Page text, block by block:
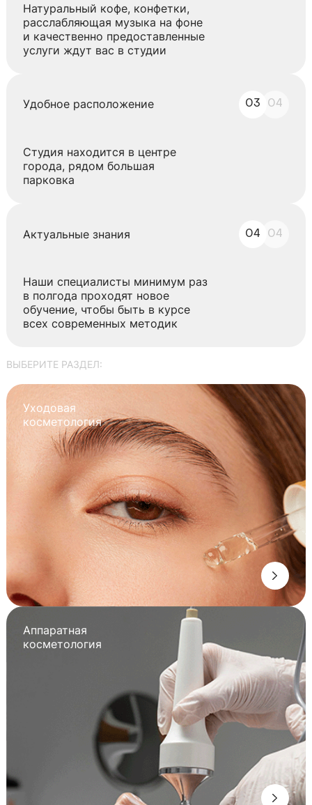
Натуральный кофе, конфетки,
расслабляющая музыка на фоне
и качественно предоставленные
услуги ждут вас в студии
Удобное расположение 03 04
Студия находится в центре
города, рядом большая
парковка
Актуальные знания 04 04
Наши специалисты минимум раз
в полгода проходят новое
обучение, чтобы быть в курсе
всех современных методик
ВЫБЕРИТЕ РАЗДЕЛ:
Уходовая
косметология
Аппаратная
косметология